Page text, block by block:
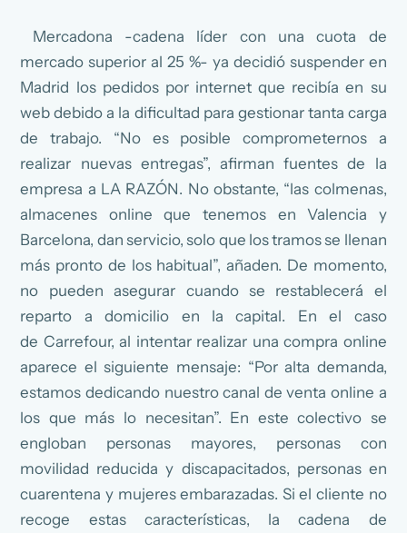
Mercadona -cadena líder con una cuota de
mercado superior al 25 %- ya decidió suspender en
Madrid los pedidos por internet que recibía en su
web debido a la dificultad para gestionar tanta carga
de trabajo. “No es posible comprometernos a
realizar nuevas entregas”, afirman fuentes de la
empresa a LA RAZÓN. No obstante, “las colmenas,
almacenes online que tenemos en Valencia y
Barcelona, dan servicio, solo que los tramos se llenan
más pronto de los habitual”, añaden. De momento,
no pueden asegurar cuando se restablecerá el
reparto a domicilio en la capital. En el caso
de Carrefour, al intentar realizar una compra online
aparece el siguiente mensaje: “Por alta demanda,
estamos dedicando nuestro canal de venta online a
los que más lo necesitan”. En este colectivo se
engloban personas mayores, personas con
movilidad reducida y discapacitados, personas en
cuarentena y mujeres embarazadas. Si el cliente no
recoge estas características, la cadena de